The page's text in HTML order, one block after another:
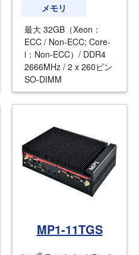
メモリ
最大 32GB（Xeon：
ECC / Non-ECC; Core-
i：Non-ECC）/ DDR4
2666MHz / 2 x 260ピン
SO-DIMM
MP1-11TGS